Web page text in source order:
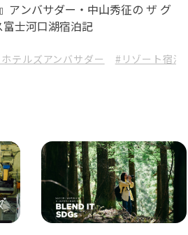
アンバサダー・中山秀征の ザ グ
士河口湖宿泊記
テルズアンバサダー #リゾート宿泊記